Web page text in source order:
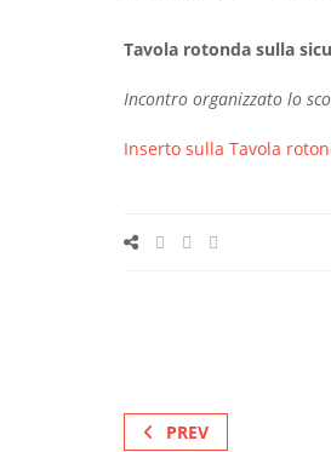
Tavola rotonda sulla
Incontro organizzato lo
Inserto sulla Tavola
PREV